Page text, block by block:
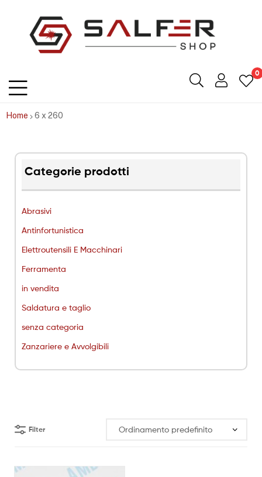
0
Home 6 x 260
Categorie prodotti
Abrasivi
Antinfortunistica
Elettroutensili E Macchinari
Ferramenta
in vendita
Saldatura e taglio
senza categoria
Zanzariere e Avvolgibili
Filter